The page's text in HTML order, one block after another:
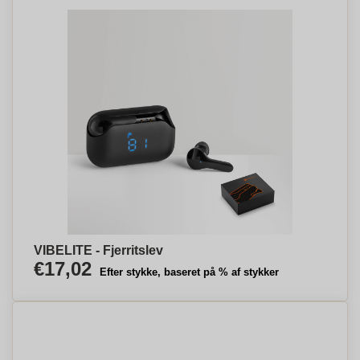
VIBELITE - Fjerritslev
€17,02 Efter stykke, baseret på % af stykker